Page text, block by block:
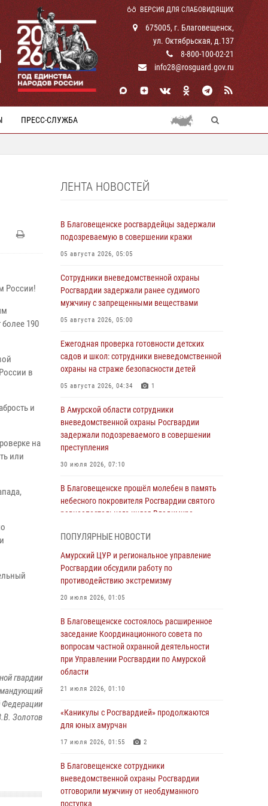
ВЕРСИЯ ДЛЯ СЛАБОВИДЯЩИХ
675005, г. Благовещенск,
ул. Октябрьская, д.137
8-800-100-02-21
info28@rosguard.gov.ru
ПРЕСС-СЛУЖБА
России!
190
в
и
на
или
гвардии
Федерации
Золотов
ЛЕНТА НОВОСТЕЙ
В Благовещенске росгвардейцы задержали
подозреваемую в совершении кражи
05 августа 2026, 05:05
Сотрудники вневедомственной охраны
Росгвардии задержали ранее судимого
мужчину с запрещенными веществами
05 августа 2026, 05:00
Ежегодная проверка готовности детских
садов и школ: сотрудники вневедомственной
охраны на страже безопасности детей
05 августа 2026, 04:34 1
В Амурской области сотрудники
вневедомственной охраны Росгвардии
задержали подозреваемого в совершении
преступления
30 июля 2026, 07:10
В Благовещенске прошёл молебен в память
небесного покровителя Росгвардии святого
равноапостольного князя Владимира
Более 2,5 миллионов рублей выплачено
амурчанам за оружие сданное на возмездной
основе
28 июля 2026, 02:00
Итоги работы строевых подразделений
вневедомственной охраны Росгвардии
Амурской области в период с 20 по 26 июля
2026 года
27 июля 2026, 06:28
сотрудников вневедомственной охраны
23 июля 2026, 07:49
поступления на службу в подразделения
территориального Управления Росгвардии
23 июля 2026, 00:00
ПОПУЛЯРНЫЕ НОВОСТИ
Амурский ЦУР и региональное управление
Росгвардии обсудили работу по
противодействию экстремизму
20 июля 2026, 01:05
В Благовещенске состоялось расширенное
заседание Координационного совета по
вопросам частной охранной деятельности
при Управлении Росгвардии по Амурской
области
21 июля 2026, 01:10
«Каникулы с Росгвардией» продолжаются
для юных амурчан
17 июля 2026, 01:55 2
В Благовещенске сотрудники
вневедомственной охраны Росгвардии
отговорили мужчину от необдуманного
поступка